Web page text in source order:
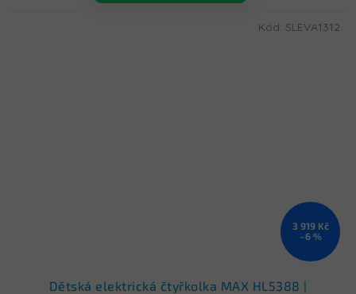
3 919 Kč
–6 %
Dětská elektrická čtyřkolka MAX HL5388 |
Kód: SLEVA1312